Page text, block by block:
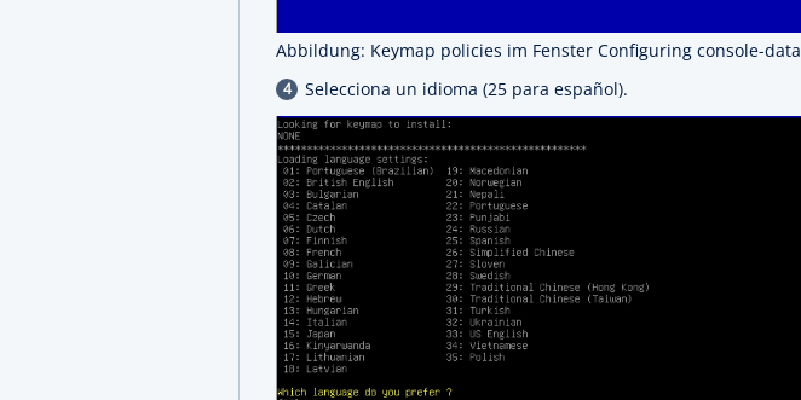
Abbildung: Keymap policies im Fenster Configuring console-data
Selecciona un idioma (25 para español).